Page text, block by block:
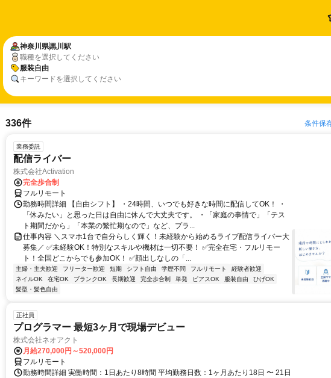
神奈川県黒川駅
職種を選択してください
服装自由
キーワードを選択してください
336件 条件保
業務委託
配信ライバー
株式会社Activation
完全歩合制
フルリモート
勤務時間詳細 【自由シフト】 ・24時間、いつでも好きな時間に配信してOK！ ・
「休みたい」と思った日は自由に休んで大丈夫です。 ・「家庭の事情で」「テス
ト期間だから」「本業の繁忙期なので」など、プラ...
仕事内容 ＼スマホ1台で自分らしく輝く！未経験から始めるライブ配信ライバー大
募集／ ✅未経験OK！特別なスキルや機材は一切不要！ ✅完全在宅・フルリモー
ト！全国どこからでも参加OK！ ✅顔出しなしの「...
主婦・主夫歓迎 フリーター歓迎 短期 シフト自由 学歴不問 フルリモート
経験者歓迎
ネイルOK
在宅OK ブランクOK 長期歓迎 完全歩合制 単発 ピアスOK 服装自由
ひげOK
髪型・髪色自由
正社員
プログラマー 最短3ヶ月で現場デビュー
株式会社ネオアクト
月給270,000円～520,000円
フルリモート
勤務時間詳細 実働時間：1日あたり8時間 平均勤務日数：1ヶ月あたり18日 〜 21日